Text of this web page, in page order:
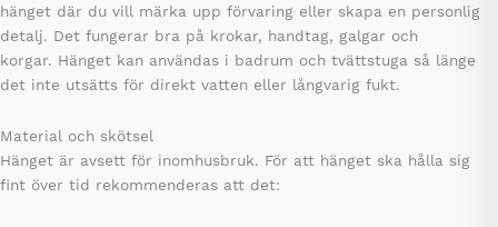
hänget där du vill märka upp förvaring eller skapa en personlig
detalj. Det fungerar bra på krokar, handtag, galgar och
korgar. Hänget kan användas i badrum och tvättstuga så länge
det inte utsätts för direkt vatten eller långvarig fukt.
Material och skötsel
Hänget är avsett för inomhusbruk. För att hänget ska hålla sig
fint över tid rekommenderas att det: